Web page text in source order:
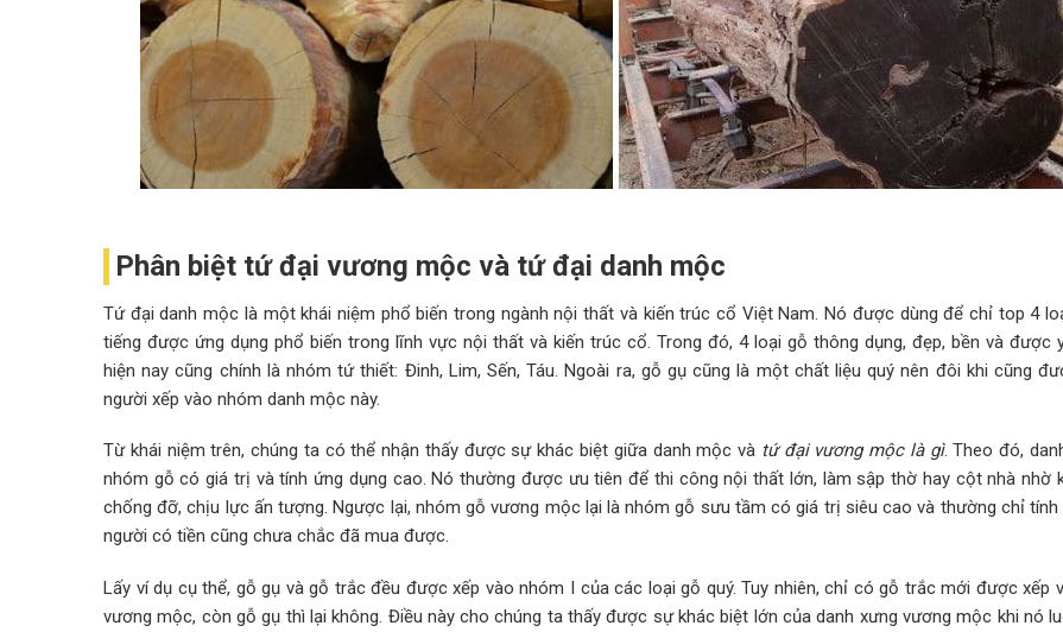
Phân biệt tứ đại vương mộc và tứ đại danh mộc
Tứ đại danh mộc là một khái niệm phổ biến trong ngành nội thất và kiến trúc cổ Việt Nam. Nó được dùng để chỉ top 4
tiếng được ứng dụng phổ biến trong lĩnh vực nội thất và kiến trúc cổ. Trong đó, 4 loại gỗ thông dụng, đẹp, bền và được
hiện nay cũng chính là nhóm tứ thiết: Đinh, Lim, Sến, Táu. Ngoài ra, gỗ gụ cũng là một chất liệu quý nên đôi khi cũng
người xếp vào nhóm danh mộc này.
Từ khái niệm trên, chúng ta có thể nhận thấy được sự khác biệt giữa danh mộc và tứ đại vương mộc là gì. Theo đó,
nhóm gỗ có giá trị và tính ứng dụng cao. Nó thường được ưu tiên để thi công nội thất lớn, làm sập thờ hay cột nhà nhờ
chống đỡ, chịu lực ấn tượng. Ngược lại, nhóm gỗ vương mộc lại là nhóm gỗ sưu tầm có giá trị siêu cao và thường chỉ tính
người có tiền cũng chưa chắc đã mua được.
Lấy ví dụ cụ thể, gỗ gụ và gỗ trắc đều được xếp vào nhóm I của các loại gỗ quý. Tuy nhiên, chỉ có gỗ trắc mới được xếp
vương mộc, còn gỗ gụ thì lại không. Điều này cho chúng ta thấy được sự khác biệt lớn của danh xưng vương mộc khi nó